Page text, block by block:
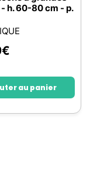
h. 60-80 cm - p.
€
au panier